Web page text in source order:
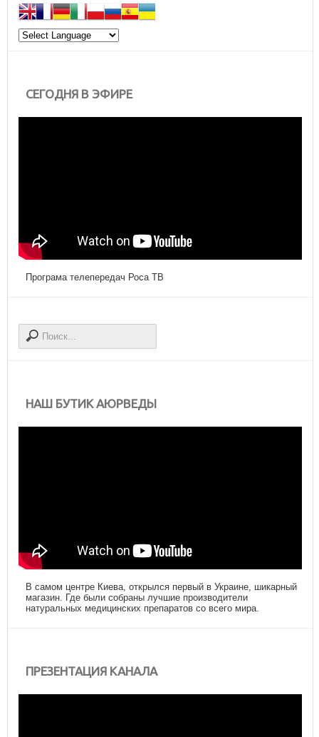
СЕГОДНЯ В ЭФИРЕ
Програма телепередач Роса ТВ
НАШ БУТИК АЮРВЕДЫ
В самом центре Киева, открылся первый в Украине, шикарный
магазин. Где были собраны лучшие производители
натуральных медицинских препаратов со всего мира.
ПРЕЗЕНТАЦИЯ КАНАЛА